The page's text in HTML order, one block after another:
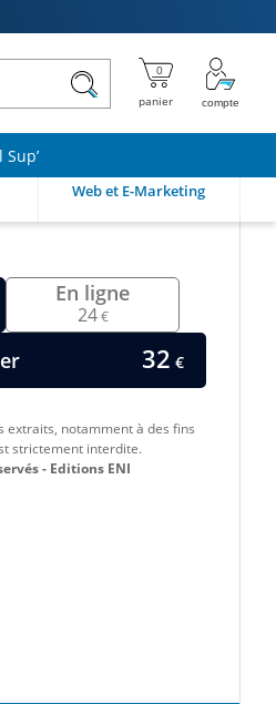
Web et E-Marketing
En ligne
24€
32 €
extraits, notamment à des fins
strictement interdite.
- Editions ENI